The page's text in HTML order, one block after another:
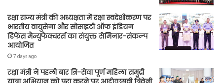
रक्षा राज्य मंत्री की अध्यक्षता में रक्षा स्वदेशीकरण पर
भारतीय वायुसेना और सोसाइटी ऑफ इंडियन
डिफेंस मैन्युफैक्चरर्स का संयुक्त सेमिनार-संकल्प
आयोजित
7 days ago
रक्षा मंत्री ने पहली बार त्रि-सेवा पूर्ण महिला समुद्री